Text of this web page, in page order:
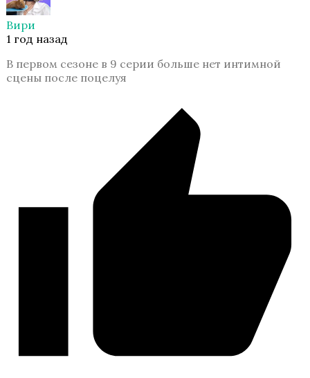
Вири
1 год назад
В первом сезоне в 9 серии больше нет интимной
сцены после поцелуя